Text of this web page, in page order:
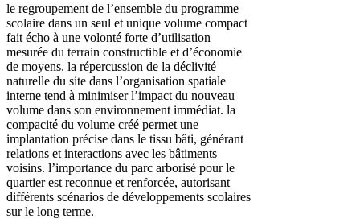
le regroupement de l’ensemble du programme
scolaire dans un seul et unique volume compact
fait écho à une volonté forte d’utilisation
mesurée du terrain constructible et d’économie
de moyens. la répercussion de la déclivité
naturelle du site dans l’organisation spatiale
interne tend à minimiser l’impact du nouveau
volume dans son environnement immédiat. la
compacité du volume créé permet une
implantation précise dans le tissu bâti, générant
relations et interactions avec les bâtiments
voisins. l’importance du parc arborisé pour le
quartier est reconnue et renforcée, autorisant
différents scénarios de développements scolaires
sur le long terme.